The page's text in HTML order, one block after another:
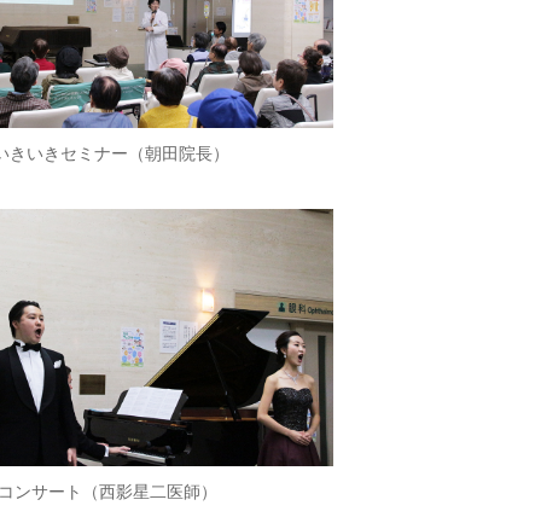
きいきセミナー（朝田院長）
ンサート（西影星二医師）